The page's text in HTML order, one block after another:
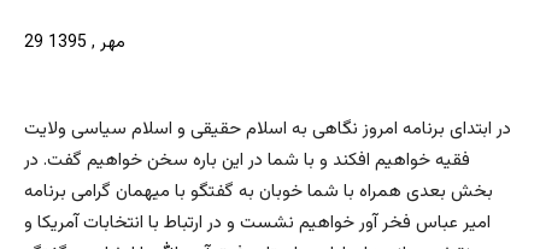
29 مهر , 1395
در ابتدای برنامه امروز نگاهی به اسلام حقیقی و اسلام سیاسی ولایت
فقیه خواهیم افکند و با شما در این باره سخن خواهیم گفت. در
بخش بعدی همراه با شما خوبان به گفتگو با میهمان گرامی برنامه
امیر عباس فخر آور خواهیم نشست و در ارتباط با انتخابات آمریکا و